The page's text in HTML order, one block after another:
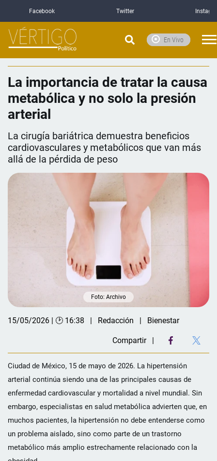
Facebook Twitter
En Vivo
La importancia de tratar la causa
metabólica y no solo la presión
arterial
La cirugía bariátrica demuestra beneficios
cardiovasculares y metabólicos que van más
allá de la pérdida de peso
Foto: Archivo
15/05/2026 | 🕑 16:38 Redacción Bienestar
Compartir
Ciudad de México, 15 de mayo de 2026. La hipertensión
arterial continúa siendo una de las principales causas de
enfermedad cardiovascular y mortalidad a nivel mundial. Sin
embargo, especialistas en salud metabólica advierten que, en
muchos pacientes, la hipertensión no debe entenderse como
un problema aislado, sino como parte de un trastorno
metabólico más amplio estrechamente relacionado con la